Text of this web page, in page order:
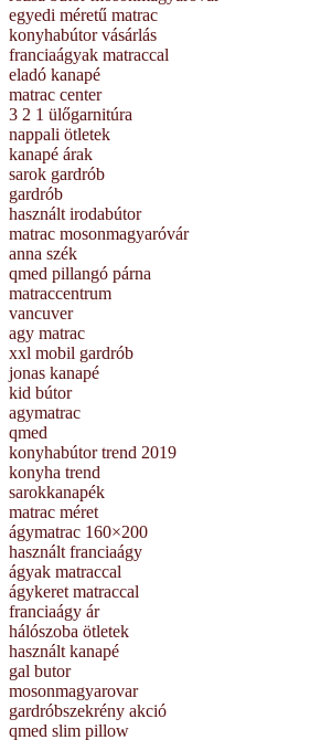
egyedi méretű matrac
konyhabútor vásárlás
franciaágyak matraccal
eladó kanapé
matrac center
3 2 1 ülőgarnitúra
nappali ötletek
kanapé árak
sarok gardrób
gardrób
használt irodabútor
matrac mosonmagyaróvár
anna szék
qmed pillangó párna
matraccentrum
vancuver
agy matrac
xxl mobil gardrób
jonas kanapé
kid bútor
agymatrac
qmed
konyhabútor trend 2019
konyha trend
sarokkanapék
matrac méret
ágymatrac 160×200
használt franciaágy
ágyak matraccal
ágykeret matraccal
franciaágy ár
hálószoba ötletek
használt kanapé
gal butor
mosonmagyarovar
gardróbszekrény akció
qmed slim pillow